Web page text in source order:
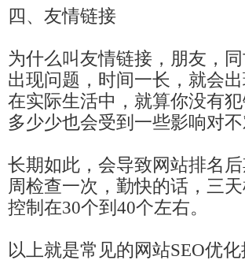
四、友情链接
为什么叫友情链接，朋友，
出现问题，时间一长，就会
在实际生活中，就算你没有
多少少也会受到一些影响对不
长期如此，会导致网站排名
周检查一次，勤快的话，三
控制在30个到40个左右。
以上就是常见的网站SEO优